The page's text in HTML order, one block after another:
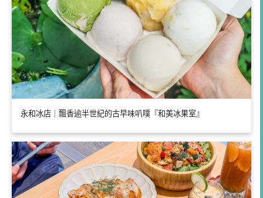
永和冰店｜飄香逾半世紀的古早味叭噗『和美冰果室』